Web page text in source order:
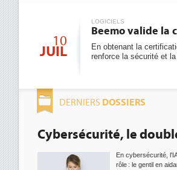
10
JUIL
LOGICIELS
Beemo valide la
En obtenant la
renforce la sécurité et
DERNIERS DOSSIERS
le double visage de l'IA
En cybersécurité, l'IA joue un double
rôle : le gentil en aidant à détecter et
1